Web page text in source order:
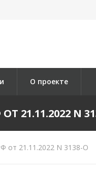
О проекте
N
от 21.11.2022 N 3138-О